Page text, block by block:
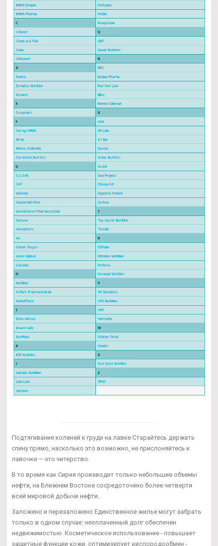
Подтягивание коленей к груди на лавке Старайтесь держать
спину прямо, насколько это возможно, не прислоняйтесь к
лавочке — это читерство.
В то время как Сирия производит только небольшие объемы
нефти, на Ближнем Востоке сосредоточено более четверти
всей мировой добычи нефти.
Заложено и перезаложено Единственное жилье могут забрать
только в одном случае: неоплаченный долг обеспечен
недвижимостью. Косметическое использование - повышает
защитные функции кожи, оптимизирует кислородообмен -